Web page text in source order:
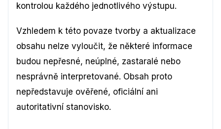
kontrolou každého jednotlivého výstupu.
Vzhledem k této povaze tvorby a aktualizace
obsahu nelze vyloučit, že některé informace
budou nepřesné, neúplné, zastaralé nebo
nesprávně interpretované. Obsah proto
nepředstavuje ověřené, oficiální ani
autoritativní stanovisko.